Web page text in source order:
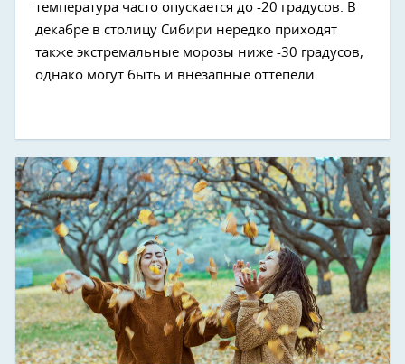
температура часто опускается до -20 градусов. В
декабре в столицу Сибири нередко приходят
также экстремальные морозы ниже -30 градусов,
однако могут быть и внезапные оттепели.